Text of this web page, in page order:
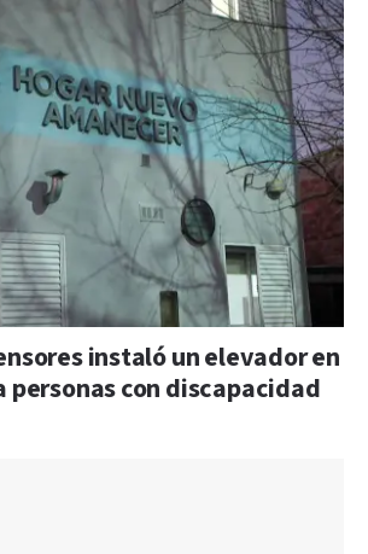
instaló un elevador en
personas con discapacidad